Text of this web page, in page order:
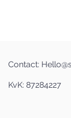
Contact:
KvK: 87284227